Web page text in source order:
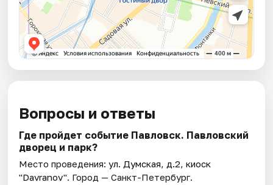
Вопросы и ответы
Где пройдет событие Павловск. Павловский
дворец и парк?
Место проведения:ул. Думская, д.2, киоск
"Davranov". Город — Санкт-Петербург.